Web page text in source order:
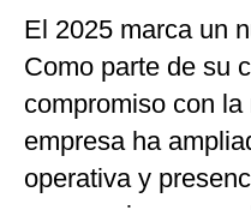
El 2025 marca un
Como parte de su
compromiso con
empresa ha
operativa y